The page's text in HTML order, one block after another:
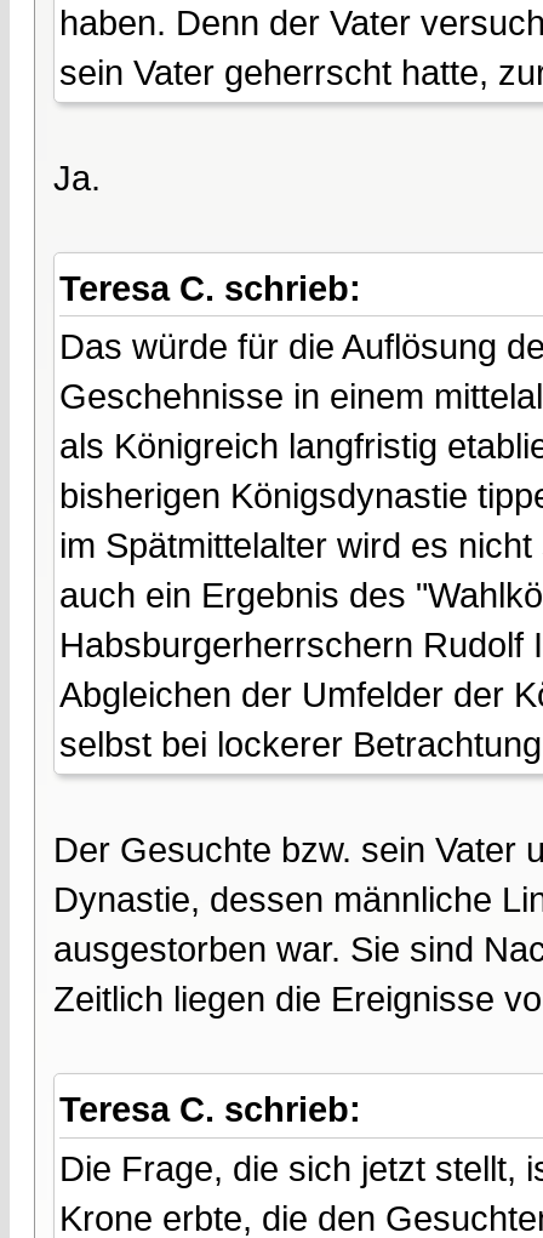
haben. Denn der Vater
sein Vater geherrscht hatte,
Ja.
Teresa C. schrieb:
Das würde für die Auflösung
Geschehnisse in einem
als Königreich langfristig
bisherigen Königsdynastie
im Spätmittelalter wird es
auch ein Ergebnis des
Habsburgerherrschern Rudolf
Abgleichen der Umfelder der
selbst bei lockerer
Der Gesuchte bzw. sein Vater
Dynastie, dessen männliche
ausgestorben war. Sie sind
Zeitlich liegen die Ereignisse
Teresa C. schrieb:
Die Frage, die sich jetzt stellt,
Krone erbte, die den